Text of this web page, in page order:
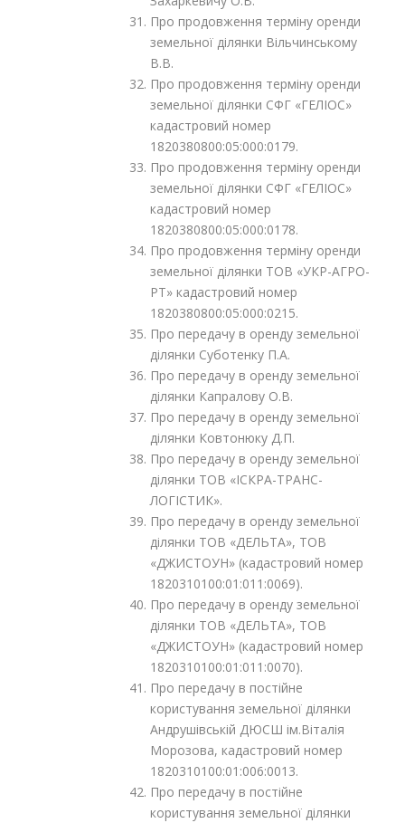
Про продовження терміну оренди
земельної ділянки Вільчинському
В.В.
Про продовження терміну оренди
земельної ділянки СФГ «ГЕЛІОС»
кадастровий номер
1820380800:05:000:0179.
Про продовження терміну оренди
земельної ділянки СФГ «ГЕЛІОС»
кадастровий номер
1820380800:05:000:0178.
Про продовження терміну оренди
земельної ділянки ТОВ «УКР-АГРО-
РТ» кадастровий номер
1820380800:05:000:0215.
Про передачу в оренду земельної
ділянки Суботенку П.А.
Про передачу в оренду земельної
ділянки Капралову О.В.
Про передачу в оренду земельної
ділянки Ковтонюку Д.П.
Про передачу в оренду земельної
ділянки ТОВ «ІСКРА-ТРАНС-
ЛОГІСТИК».
Про передачу в оренду земельної
ділянки ТОВ «ДЕЛЬТА», ТОВ
«ДЖИСТОУН» (кадастровий номер
1820310100:01:011:0069).
Про передачу в оренду земельної
ділянки ТОВ «ДЕЛЬТА», ТОВ
«ДЖИСТОУН» (кадастровий номер
1820310100:01:011:0070).
Про передачу в постійне
користування земельної ділянки
Андрушівській ДЮСШ ім.Віталія
Морозова, кадастровий номер
1820310100:01:006:0013.
Про передачу в постійне
користування земельної ділянки